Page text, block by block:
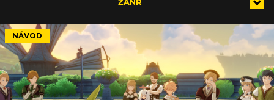
ŽÁNR
NÁVOD